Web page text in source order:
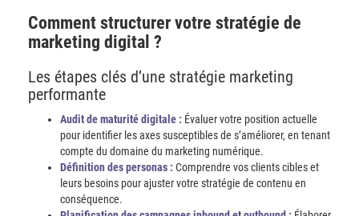
Comment structurer votre stratégie de
marketing digital ?
Les étapes clés d’une stratégie marketing
performante
Audit de maturité digitale : Évaluer votre position actuelle
pour identifier les axes susceptibles de s’améliorer, en tenant
compte du domaine du marketing numérique.
Définition des personas : Comprendre vos clients cibles et
leurs besoins pour ajuster votre stratégie de contenu en
conséquence.